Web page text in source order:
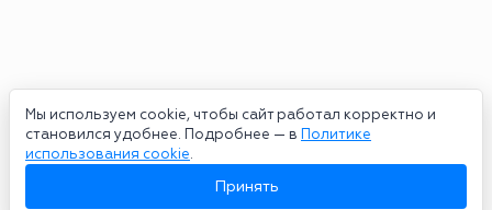
Мы используем cookie, чтобы сайт работал корректно и
становился удобнее. Подробнее — в Политике
использования cookie.
Принять